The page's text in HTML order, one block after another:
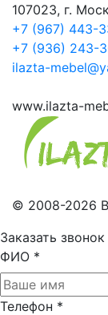
107023, г.
+7 (967) 443-
+7 (936) 243-
ilazta-
www.ilazta-
© 2008-2026
Заказать звонок
ФИО *
Телефон *